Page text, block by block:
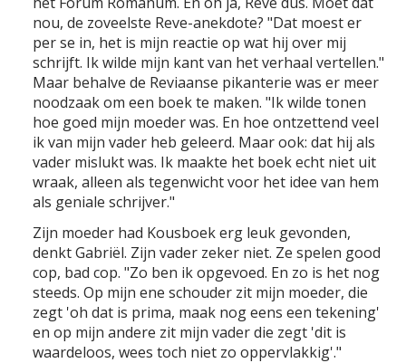
nou, de zoveelste Reve-anekdote? "Dat moest er
per se in, het is mijn reactie op wat hij over mij
schrijft. Ik wilde mijn kant van het verhaal vertellen."
Maar behalve de Reviaanse pikanterie was er meer
noodzaak om een boek te maken. "Ik wilde tonen
hoe goed mijn moeder was. En hoe ontzettend veel
ik van mijn vader heb geleerd. Maar ook: dat hij als
vader mislukt was. Ik maakte het boek echt niet uit
wraak, alleen als tegenwicht voor het idee van hem
als geniale schrijver."
Zijn moeder had Kousboek erg leuk gevonden,
denkt Gabriël. Zijn vader zeker niet. Ze spelen good
cop, bad cop. "Zo ben ik opgevoed. En zo is het nog
steeds. Op mijn ene schouder zit mijn moeder, die
zegt 'oh dat is prima, maak nog eens een tekening'
en op mijn andere zit mijn vader die zegt 'dit is
waardeloos, wees toch niet zo oppervlakkig'."